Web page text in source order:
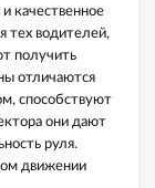
качественное
тех водителей,
получить
отличаются
способствуют
они дают
руля.
движении